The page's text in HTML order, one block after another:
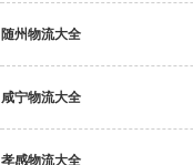
随州物流大全
咸宁物流大全
孝感物流大全